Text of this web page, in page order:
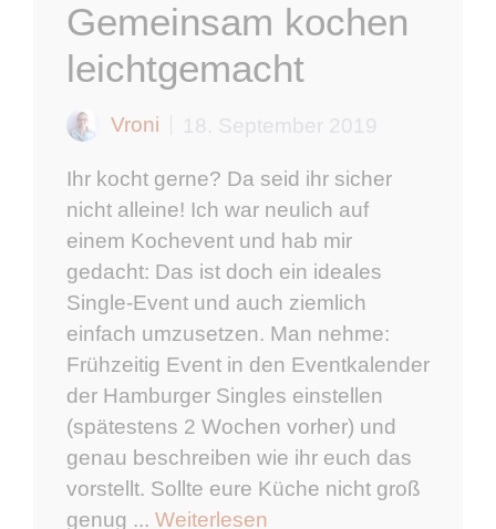
Gemeinsam kochen
leichtgemacht
Vroni 18. September 2019
Ihr kocht gerne? Da seid ihr sicher
nicht alleine! Ich war neulich auf
einem Kochevent und hab mir
gedacht: Das ist doch ein ideales
Single-Event und auch ziemlich
einfach umzusetzen. Man nehme:
Frühzeitig Event in den Eventkalender
der Hamburger Singles einstellen
(spätestens 2 Wochen vorher) und
genau beschreiben wie ihr euch das
vorstellt. Sollte eure Küche nicht groß
genug ... Weiterlesen